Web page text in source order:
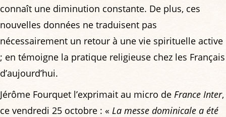
connaît une diminution constante. De plus, ces
nouvelles données ne traduisent pas
nécessairement un retour à une vie spirituelle active
; en témoigne la pratique religieuse chez les Français
d’aujourd’hui.
Jérôme Fourquet l’exprimait au micro de France Inter,
ce vendredi 25 octobre : « La messe dominicale a été